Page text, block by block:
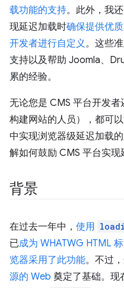
载功能的支持。此外，我
现延迟加载时确保提供优
开发者进行自定义。这些
支持以及帮助 Joomla、
累的经验。
无论您是 CMS 平台开发
构建网站的人员），都可
中实现浏览器级延迟加载
解如何鼓励 CMS 平台实现
背景
在过去一年中， 使用
已成为 WHATWG HTML
览器采用了此功能。不过
源的 Web 奠定了基础。现